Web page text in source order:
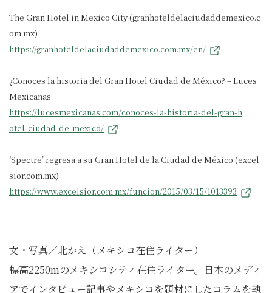
The Gran Hotel in Mexico City (granhoteldelaciudaddemexico.c
om.mx)
https://granhoteldelaciudaddemexico.com.mx/en/
¿Conoces la historia del Gran Hotel Ciudad de México? – Luces
Mexicanas
https://lucesmexicanas.com/conoces-la-historia-del-gran-h
otel-ciudad-de-mexico/
‘Spectre’ regresa a su Gran Hotel de la Ciudad de México (excel
sior.com.mx)
https://www.excelsior.com.mx/funcion/2015/03/15/1013393
文・写真／北かえ（メキシコ在住ライター）
標高2250mのメキシコシティ在住ライター。日本のメディ
アでインタビュー記事やメキシコを題材にしたコラムを執